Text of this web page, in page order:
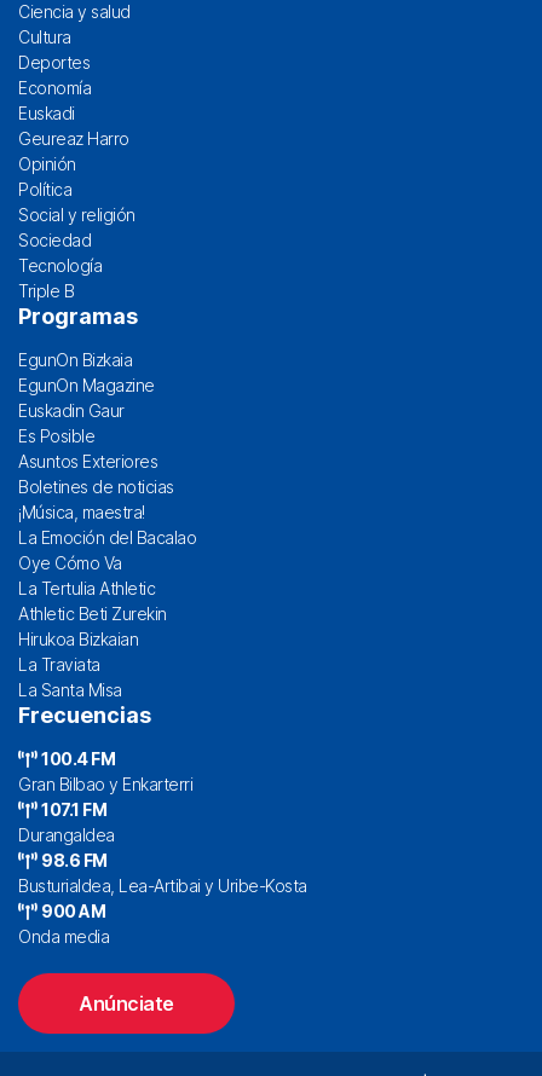
Ciencia y salud
Cultura
Deportes
Economía
Euskadi
Geureaz Harro
Opinión
Política
Social y religión
Sociedad
Tecnología
Triple B
Programas
EgunOn Bizkaia
EgunOn Magazine
Euskadin Gaur
Es Posible
Asuntos Exteriores
Boletines de noticias
¡Música, maestra!
La Emoción del Bacalao
Oye Cómo Va
La Tertulia Athletic
Athletic Beti Zurekin
Hirukoa Bizkaian
La Traviata
La Santa Misa
Frecuencias
100.4 FM
Gran Bilbao y Enkarterri
107.1 FM
Durangaldea
98.6 FM
Busturialdea, Lea-Artibai y Uribe-Kosta
900 AM
Onda media
Anúnciate